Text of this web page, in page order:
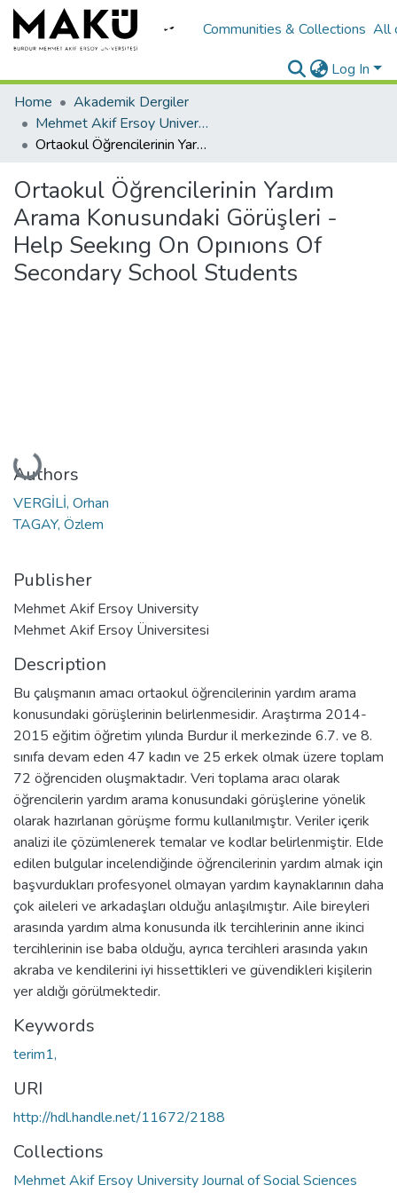
Communities & Collections All
Log In
Home
Akademik Dergiler
Mehmet Akif Ersoy University Journal of Social Sciences Institute
Ortaokul Öğrencilerinin Yardım Arama Konusundaki Görüşleri - Help Seekıng On Opınıons Of Secondary School Students
Ortaokul Öğrencilerinin Yardım
Arama Konusundaki Görüşleri -
Help Seekıng On Opınıons Of
Secondary School Students
Loading...
Authors
VERGİLİ, Orhan
TAGAY, Özlem
Publisher
Mehmet Akif Ersoy University
Mehmet Akif Ersoy Üniversitesi
Description
Bu çalışmanın amacı ortaokul öğrencilerinin yardım arama
konusundaki görüşlerinin belirlenmesidir. Araştırma 2014-
2015 eğitim öğretim yılında Burdur il merkezinde 6.7. ve 8.
sınıfa devam eden 47 kadın ve 25 erkek olmak üzere toplam
72 öğrenciden oluşmaktadır. Veri toplama aracı olarak
öğrencilerin yardım arama konusundaki görüşlerine yönelik
olarak hazırlanan görüşme formu kullanılmıştır. Veriler içerik
analizi ile çözümlenerek temalar ve kodlar belirlenmiştir. Elde
edilen bulgular incelendiğinde öğrencilerinin yardım almak için
başvurdukları profesyonel olmayan yardım kaynaklarının daha
çok aileleri ve arkadaşları olduğu anlaşılmıştır. Aile bireyleri
arasında yardım alma konusunda ilk tercihlerinin anne ikinci
tercihlerinin ise baba olduğu, ayrıca tercihleri arasında yakın
akraba ve kendilerini iyi hissettikleri ve güvendikleri kişilerin
yer aldığı görülmektedir.
Keywords
terim1,
URI
http://hdl.handle.net/11672/2188
Collections
Mehmet Akif Ersoy University Journal of Social Sciences